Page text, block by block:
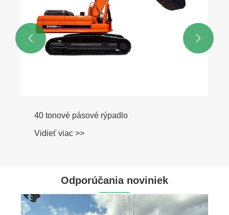
40 tonové pásové rýpadlo
Vidieť viac >>
 
Odporúčania noviniek